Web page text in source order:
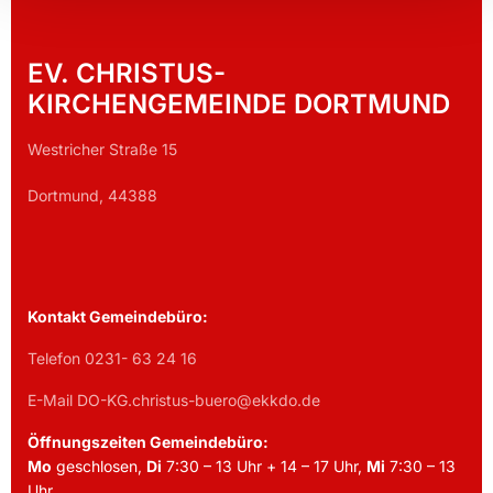
EV. CHRISTUS-
KIRCHENGEMEINDE DORTMUND
Westricher Straße 15
Dortmund, 44388
Kontakt Gemeindebüro:
Telefon 0231- 63 24 16
E-Mail DO-KG.christus-buero@ekkdo.de
Öffnungszeiten Gemeindebüro:
Mo geschlosen, Di 7:30 – 13 Uhr + 14 – 17 Uhr, Mi 7:30 – 13